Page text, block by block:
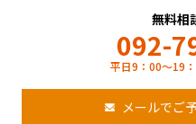
無料相
092-
平日9：00～19
メールでご